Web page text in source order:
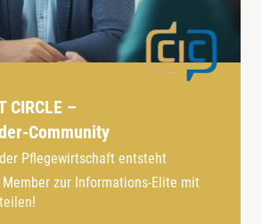
CIRCLE –
Community
Pflegewirtschaft entsteht
Member zur Informations-Elite mit